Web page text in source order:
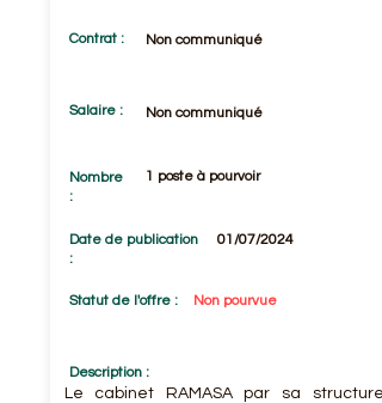
Contrat : Non communiqué
Salaire : Non communiqué
Nombre
:
1 poste à pourvoir
Date de publication
:
01/07/2024
Statut de l'offre : Non pourvue
Description :
Le cabinet RAMASA par sa structure